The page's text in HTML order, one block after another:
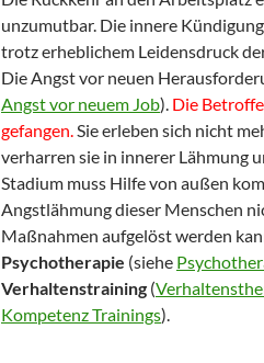
unzumutbar. Die innere
trotz erheblichem Leidensdruck
Die Angst vor neuen
Angst vor neuem Job). Die
gefangen.Sie erleben sich nicht
verharren sie in innerer Lähmung
Stadium muss Hilfe von außen
Angstlähmung dieser Menschen
Maßnahmen aufgelöst werden
Psychotherapie (siehe
Verhaltenstraining (
Kompetenz Trainings).